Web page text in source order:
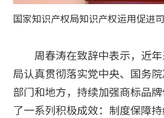
国家知识产权局知识产权运用促进
周春涛在致辞中表示，近年
局认真贯彻落实党中央、国务
部门和地方，持续加强商标品
了一系列积极成效：制度保障